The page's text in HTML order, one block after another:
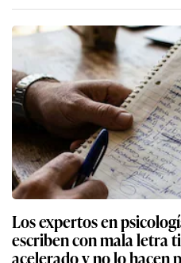
Los expertos en
escriben con mala letra
acelerado y no lo hacen